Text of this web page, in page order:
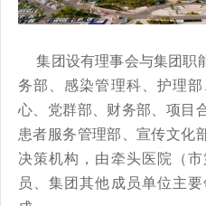
集团设有理事会与集团职
务部、感染管理科、护理
心、党群部、财务部、项目
患者服务管理部、宣传文化
决策机构，由牵头医院（
员、集团其他成员单位主